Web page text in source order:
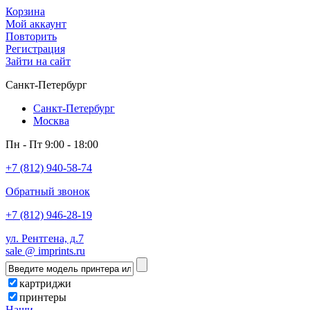
Корзина
Мой аккаунт
Повторить
Регистрация
Зайти на сайт
Санкт-Петербург
Санкт-Петербург
Москва
Пн - Пт 9:00 - 18:00
+7 (812) 940-58-74
Обратный звонок
+7 (812) 946-28-19
ул. Рентгена, д.7
sale @ imprints.ru
картриджи
принтеры